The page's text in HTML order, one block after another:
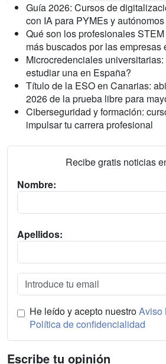
Guía 2026: Cursos de
con IA para PYMEs y autónomos
Qué son los profesionales
más buscados por las empresas
Microcredenciales
estudiar una en España?
Título de la ESO en Canarias:
2026 de la prueba libre para
Ciberseguridad y formación:
impulsar tu carrera profesional
Recibe gratis noticias
Nombre:
Apellidos:
He leído y acepto nuestroAviso
Política de confidencialidad
Escribe tu opinión